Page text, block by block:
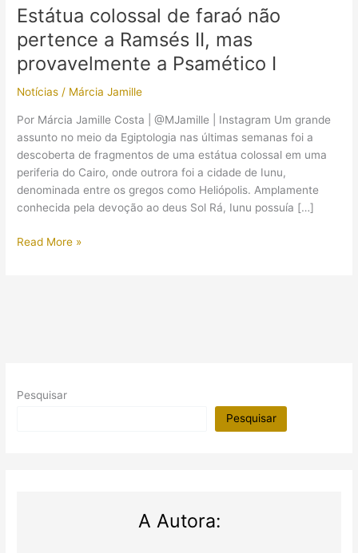
Estátua colossal de faraó não
pertence a Ramsés II, mas
provavelmente a Psamético I
Notícias / Márcia Jamille
Por Márcia Jamille Costa | @MJamille | Instagram Um grande
assunto no meio da Egiptologia nas últimas semanas foi a
descoberta de fragmentos de uma estátua colossal em uma
periferia do Cairo, onde outrora foi a cidade de Iunu,
denominada entre os gregos como Heliópolis. Amplamente
conhecida pela devoção ao deus Sol Rá, Iunu possuía […]
Estátua
mas
Read More »
Pesquisar
Pesquisar
A Autora: